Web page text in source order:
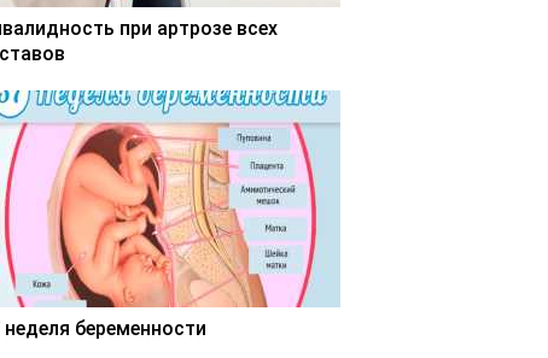
при артрозе всех
неделя беременности